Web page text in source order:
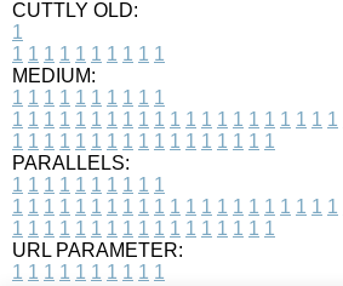
CUTTLY OLD:
1
1 1 1 1 1 1 1 1 1 1
MEDIUM:
1 1 1 1 1 1 1 1 1 1
1 1 1 1 1 1 1 1 1 1 1 1 1 1 1 1 1 1 1 1 1
1 1 1 1 1 1 1 1 1 1 1 1 1 1 1 1 1
PARALLELS:
1 1 1 1 1 1 1 1 1 1
1 1 1 1 1 1 1 1 1 1 1 1 1 1 1 1 1 1 1 1 1
1 1 1 1 1 1 1 1 1 1 1 1 1 1 1 1 1
URL PARAMETER:
1 1 1 1 1 1 1 1 1 1